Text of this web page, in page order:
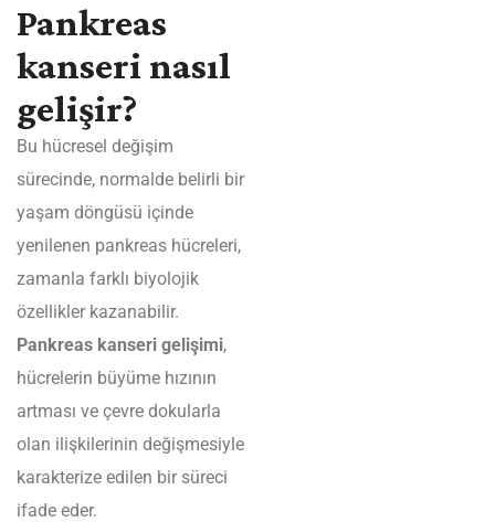
Pankreas
kanseri nasıl
gelişir?
Bu hücresel değişim
sürecinde, normalde belirli bir
yaşam döngüsü içinde
yenilenen pankreas hücreleri,
zamanla farklı biyolojik
özellikler kazanabilir.
Pankreas kanseri gelişimi,
hücrelerin büyüme hızının
artması ve çevre dokularla
olan ilişkilerinin değişmesiyle
karakterize edilen bir süreci
ifade eder.